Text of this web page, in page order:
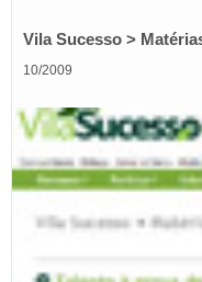
Vila Sucesso >
10/2009